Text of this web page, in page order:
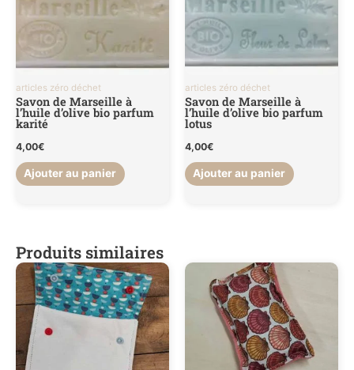
articles zéro déchet
Savon de Marseille à
l’huile d’olive bio parfum
karité
4,00€
Ajouter au panier
articles zéro déchet
Savon de Marseille à
l’huile d’olive bio parfum
lotus
4,00€
Ajouter au panier
Produits similaires